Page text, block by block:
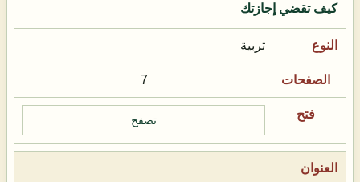
كيف تقضي إجازتك
تربية
7
تصفح